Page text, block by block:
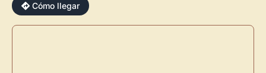
Cómo llegar